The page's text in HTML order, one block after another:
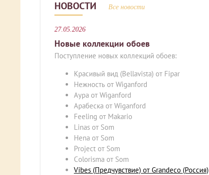
НОВОСТИ Все новости
27.05.2026
Новые коллекции обоев
Поступление новых коллекций обоев:
Красивый вид (Bellavista) от Fipar
Нежность от Wiganford
Аура от Wiganford
Арабеска от Wiganford
Feeling от Makario
Linas от Som
Hena от Som
Project от Som
Colorisma от Som
Vibes (Предчувствие) от Grandeco (Россия)